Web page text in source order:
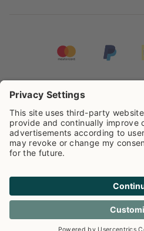
op basis van7984
Cookie info Privacy
Algemene